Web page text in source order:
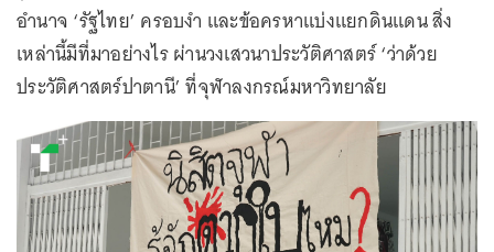
อำนาจ ‘รัฐไทย’ ครอบงำ และข้อครหาแบ่งแยกดินแดน สิ่ง
เหล่านี้มีที่มาอย่างไร ผ่านวงเสวนาประวัติศาสตร์ ‘ว่าด้วย
ประวัติศาสตร์ปาตานี’ ที่จุฬาลงกรณ์มหาวิทยาลัย